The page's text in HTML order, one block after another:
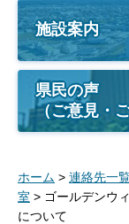
施設案内
県民の声
（ご意見・
ホーム > 連絡先一
室 > ゴールデンウ
について